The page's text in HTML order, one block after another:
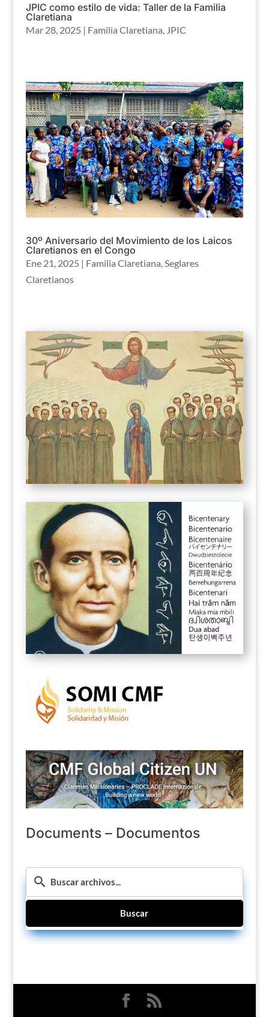
JPIC como estilo de vida: Taller de la Familia
Claretiana
Mar 28, 2025 | Familia Claretiana JPIC
30º Aniversario del Movimiento de los Laicos
Claretianos en el Congo
Ene 21, 2025 | Familia Claretiana,Seglares
Claretianos
Documents – Documentos
Buscar